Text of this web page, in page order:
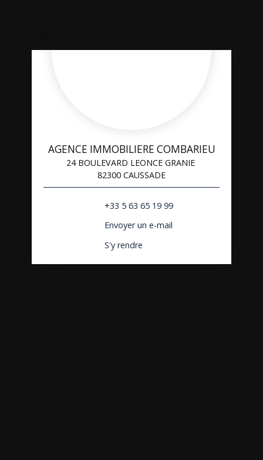
AGENCE IMMOBILIERE COMBARIEU
24 BOULEVARD LEONCE GRANIE
82300 CAUSSADE
+33 5 63 65 19 99
Envoyer un e-mail
S'y rendre